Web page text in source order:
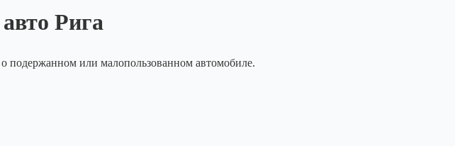
Рига
о подержанном или малопользованном автомобиле.